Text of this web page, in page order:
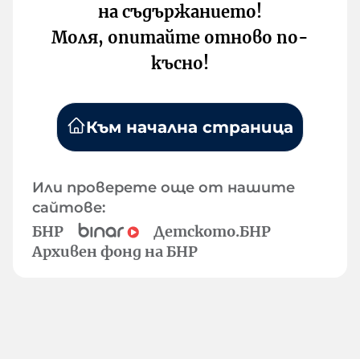
на съдържанието!
Моля, опитайте отново по-
късно!
Към начална страница
Или проверете още от нашите
сайтове:
БНР
Детското.БНР
Архивен фонд на БНР